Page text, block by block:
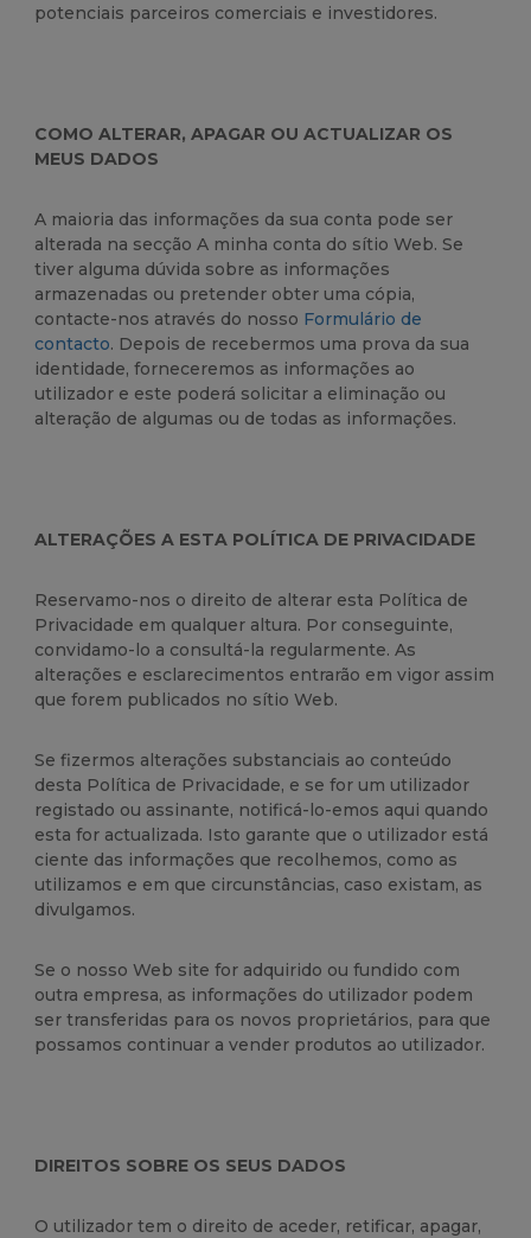
potenciais parceiros comerciais e investidores.
COMO ALTERAR, APAGAR OU ACTUALIZAR OS
MEUS DADOS
A maioria das informações da sua conta pode ser
alterada na secção A minha conta do sítio Web. Se
tiver alguma dúvida sobre as informações
armazenadas ou pretender obter uma cópia,
contacte-nos através do nosso Formulário de
contacto. Depois de recebermos uma prova da sua
identidade, forneceremos as informações ao
utilizador e este poderá solicitar a eliminação ou
alteração de algumas ou de todas as informações.
ALTERAÇÕES A ESTA POLÍTICA DE PRIVACIDADE
Reservamo-nos o direito de alterar esta Política de
Privacidade em qualquer altura. Por conseguinte,
convidamo-lo a consultá-la regularmente. As
alterações e esclarecimentos entrarão em vigor assim
que forem publicados no sítio Web.
Se fizermos alterações substanciais ao conteúdo
desta Política de Privacidade, e se for um utilizador
registado ou assinante, notificá-lo-emos aqui quando
esta for actualizada. Isto garante que o utilizador está
ciente das informações que recolhemos, como as
utilizamos e em que circunstâncias, caso existam, as
divulgamos.
Se o nosso Web site for adquirido ou fundido com
outra empresa, as informações do utilizador podem
ser transferidas para os novos proprietários, para que
possamos continuar a vender produtos ao utilizador.
DIREITOS SOBRE OS SEUS DADOS
O utilizador tem o direito de aceder, retificar, apagar,